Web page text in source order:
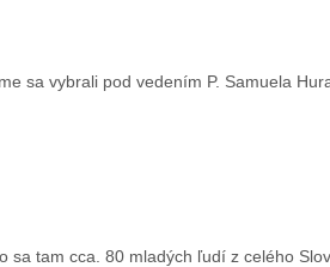
sa vybrali pod vedením P. Samuela
tam cca. 80 mladých ľudí z celého